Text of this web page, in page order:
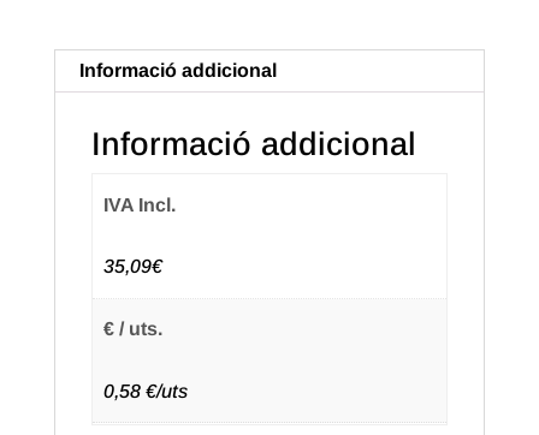
MHZ
(50u.)
Informació addicional
Informació addicional
IVA Incl.
35,09€
€ / uts.
0,58 €/uts